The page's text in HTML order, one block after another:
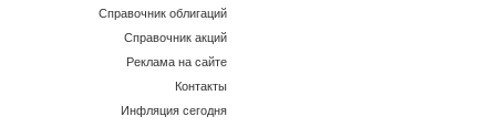
Справочник облигаций
Справочник акций
Реклама на сайте
Контакты
Инфляция сегодня